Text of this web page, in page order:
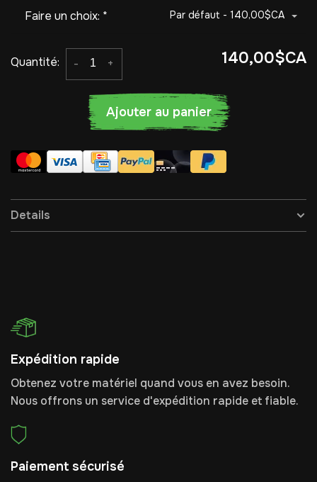
Faire un choix: * Par défaut - 140,00$CA
Quantité: +
- 140,00$CA
Ajouter au panier
Details
Expédition rapide
Obtenez votre matériel quand vous en avez besoin.
Nous offrons un service d'expédition rapide et fiable.
Paiement sécurisé